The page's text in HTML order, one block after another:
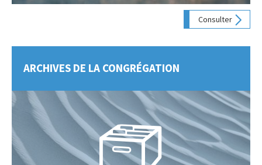
Consulter
ARCHIVES DE LA CONGRÉGATION